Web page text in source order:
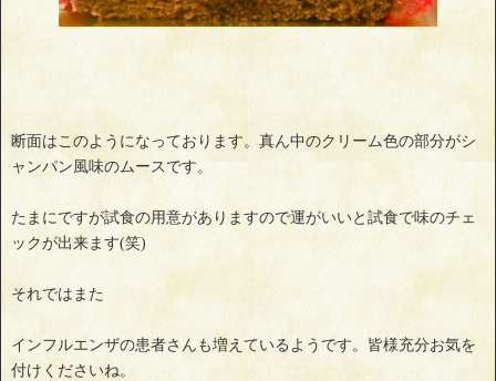
断面はこのようになっております。真ん中のクリーム色の部分がシ
ャンパン風味のムースです。
たまにですが試食の用意がありますので運がいいと試食で味のチェ
ックが出来ます(笑)
それではまた
インフルエンザの患者さんも増えているようです。皆様充分お気を
付けくださいね。